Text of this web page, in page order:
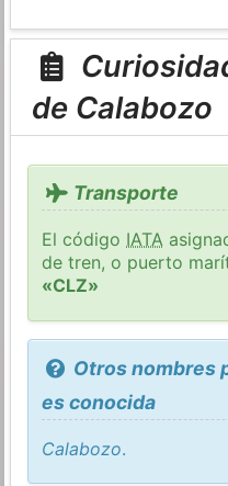
de Calabozo
Transporte
El código IATA
de tren, o puerto
«CLZ»
Otros nombres
es conocida
Calabozo.